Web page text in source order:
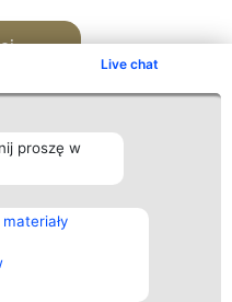
Live chat
proszę w
Kontakt
Kontakt